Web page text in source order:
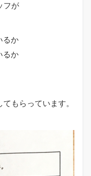
フが
るか
るか
もらっています。